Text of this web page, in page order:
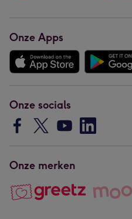
Onze Apps
Onze socials
Onze merken